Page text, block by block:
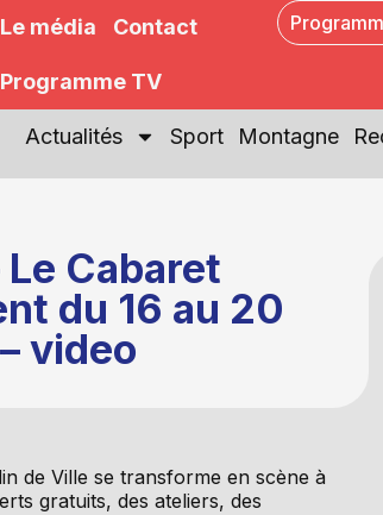
Le média Contact
Programme TV
Actualités Sport Montagne
Cabaret
du 16 au 20
video
de Ville se transforme en scène à
gratuits, des ateliers, des